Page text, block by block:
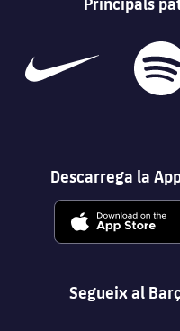
Descarrega la
Segueix al